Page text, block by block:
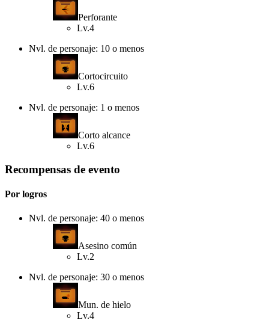
Perforante
Lv.4
Nvl. de personaje: 10 o menos
Cortocircuito
Lv.6
Nvl. de personaje: 1 o menos
Corto alcance
Lv.6
Recompensas de evento
Por logros
Nvl. de personaje: 40 o menos
Asesino común
Lv.2
Nvl. de personaje: 30 o menos
Mun. de hielo
Lv.4